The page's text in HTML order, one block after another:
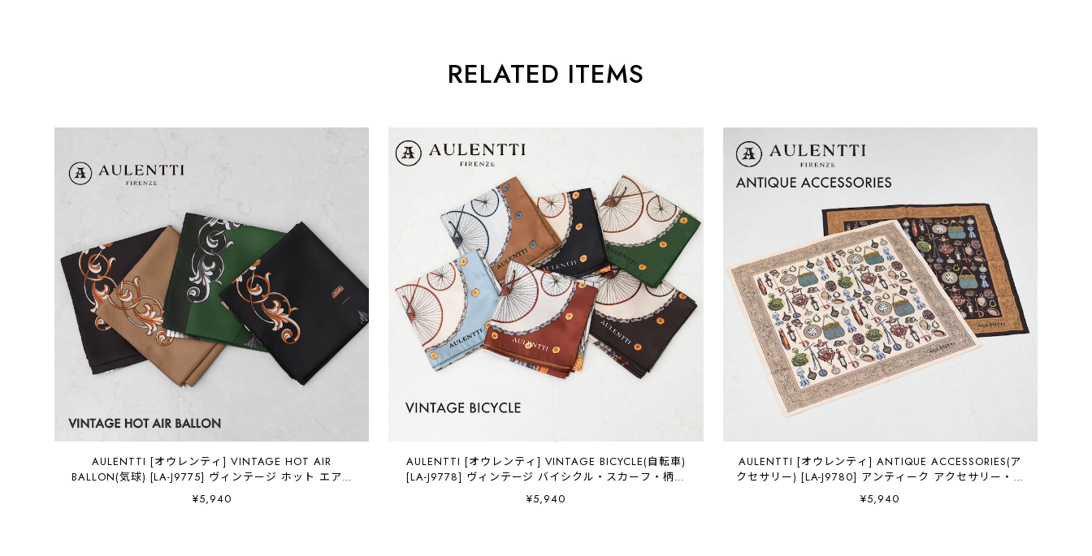
RELATED ITEMS
AULENTTI [オウレンティ] VINTAGE HOT AIR
BALLON(気球) [LA-J9775] ヴィンテージ ホット エアー
バルーン・スカーフ・柄スカーフ・バンダナ・小物・大
人かわいい・ LADY'S [2026AW]
¥5,940
AULENTTI [オウレンティ] VINTAGE BICYCLE(自転車)
[LA-J9778] ヴィンテージ バイシクル・スカーフ・柄ス
カーフ・バンダナ・小物・大人かわいい・ LADY'S
[2026AW]
¥5,940
AULENTTI [オウレンティ] ANTIQUE ACCESSORIES(ア
クセサリー) [LA-J9780] アンティーク アクセサリー・ス
カーフ・柄スカーフ・バンダナ・小物・大人かわいい・
LADY'S [2026AW](AULENTTI)
¥5,940